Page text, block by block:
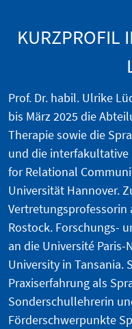
KURZPROFIL
Prof. Dr. habil. Ulrike
bis März 2025 die
Therapiesowie die
und die
for Relational
Universität Hannover.
Rostock. Forschungs-
an die Université
University in Tansania.
Praxiserfahrung als
Sonderschullehrerin
Förderschwerpunkte